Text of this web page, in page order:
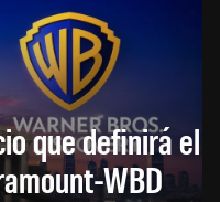
que definirá el
WBD